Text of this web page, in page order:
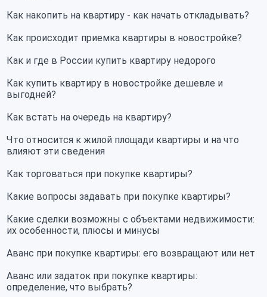
Как накопить на квартиру - как начать откладывать?
Как происходит приемка квартиры в новостройке?
Как и где в России купить квартиру недорого
Как купить квартиру в новостройке дешевле и
выгодней?
Как встать на очередь на квартиру?
Что относится к жилой площади квартиры и на что
влияют эти сведения
Как торговаться при покупке квартиры?
Какие вопросы задавать при покупке квартиры?
Какие сделки возможны с объектами недвижимости:
их особенности, плюсы и минусы
Аванс при покупке квартиры: его возвращают или нет
Аванс или задаток при покупке квартиры:
определение, что выбрать?